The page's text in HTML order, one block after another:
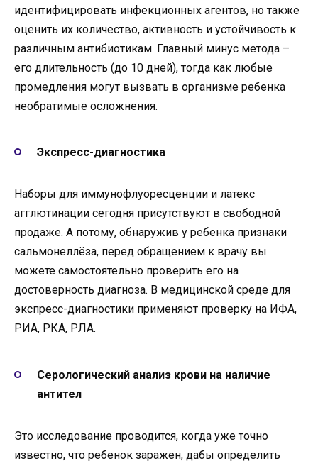
идентифицировать инфекционных агентов, но также
оценить их количество, активность и устойчивость к
различным антибиотикам. Главный минус метода –
его длительность (до 10 дней), тогда как любые
промедления могут вызвать в организме ребенка
необратимые осложнения.
Экспресс-диагностика
Наборы для иммунофлуоресценции и латекс
агглютинации сегодня присутствуют в свободной
продаже. А потому, обнаружив у ребенка признаки
сальмонеллёза, перед обращением к врачу вы
можете самостоятельно проверить его на
достоверность диагноза. В медицинской среде для
экспресс-диагностики применяют проверку на ИФА,
РИА, РКА, РЛА.
Серологический анализ крови на наличие
антител
Это исследование проводится, когда уже точно
известно, что ребенок заражен, дабы определить